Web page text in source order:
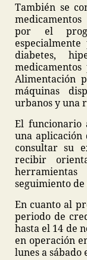
También se
por el
diabetes,
Alimentación
máquinas
urbanos y una
El funcionario
una
consultar su
recibir
seguimiento
En cuanto al
periodo de
hasta el 14 de
en operación
lunes a sábado